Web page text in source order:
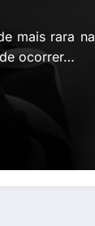
mais rara
ocorrer…